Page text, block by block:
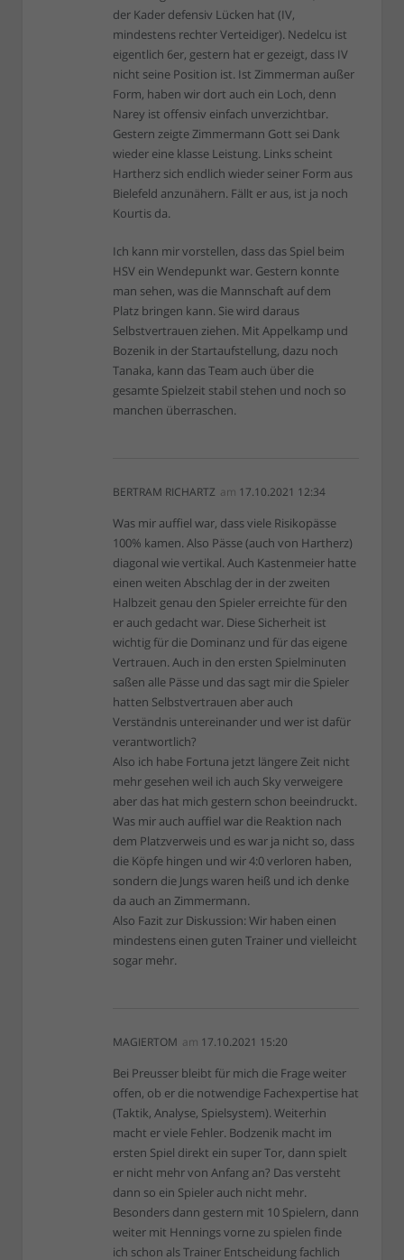
der Kader defensiv Lücken hat (IV,
mindestens rechter Verteidiger). Nedelcu ist
eigentlich 6er, gestern hat er gezeigt, dass IV
nicht seine Position ist. Ist Zimmerman außer
Form, haben wir dort auch ein Loch, denn
Narey ist offensiv einfach unverzichtbar.
Gestern zeigte Zimmermann Gott sei Dank
wieder eine klasse Leistung. Links scheint
Hartherz sich endlich wieder seiner Form aus
Bielefeld anzunähern. Fällt er aus, ist ja noch
Kourtis da.
Ich kann mir vorstellen, dass das Spiel beim
HSV ein Wendepunkt war. Gestern konnte
man sehen, was die Mannschaft auf dem
Platz bringen kann. Sie wird daraus
Selbstvertrauen ziehen. Mit Appelkamp und
Bozenik in der Startaufstellung, dazu noch
Tanaka, kann das Team auch über die
gesamte Spielzeit stabil stehen und noch so
manchen überraschen.
BERTRAM RICHARTZ am 17.10.2021 12:34
Was mir auffiel war, dass viele Risikopässe
100% kamen. Also Pässe (auch von Hartherz)
diagonal wie vertikal. Auch Kastenmeier hatte
einen weiten Abschlag der in der zweiten
Halbzeit genau den Spieler erreichte für den
er auch gedacht war. Diese Sicherheit ist
wichtig für die Dominanz und für das eigene
Vertrauen. Auch in den ersten Spielminuten
saßen alle Pässe und das sagt mir die Spieler
hatten Selbstvertrauen aber auch
Verständnis untereinander und wer ist dafür
verantwortlich?
Also ich habe Fortuna jetzt längere Zeit nicht
mehr gesehen weil ich auch Sky verweigere
aber das hat mich gestern schon beeindruckt.
Was mir auch auffiel war die Reaktion nach
dem Platzverweis und es war ja nicht so, dass
die Köpfe hingen und wir 4:0 verloren haben,
sondern die Jungs waren heiß und ich denke
da auch an Zimmermann.
Also Fazit zur Diskussion: Wir haben einen
mindestens einen guten Trainer und vielleicht
sogar mehr.
MAGIERTOM am 17.10.2021 15:20
Bei Preusser bleibt für mich die Frage weiter
offen, ob er die notwendige Fachexpertise hat
(Taktik, Analyse, Spielsystem). Weiterhin
macht er viele Fehler. Bodzenik macht im
ersten Spiel direkt ein super Tor, dann spielt
er nicht mehr von Anfang an? Das versteht
dann so ein Spieler auch nicht mehr.
Besonders dann gestern mit 10 Spielern, dann
weiter mit Hennings vorne zu spielen finde
ich schon als Trainer Entscheidung fachlich